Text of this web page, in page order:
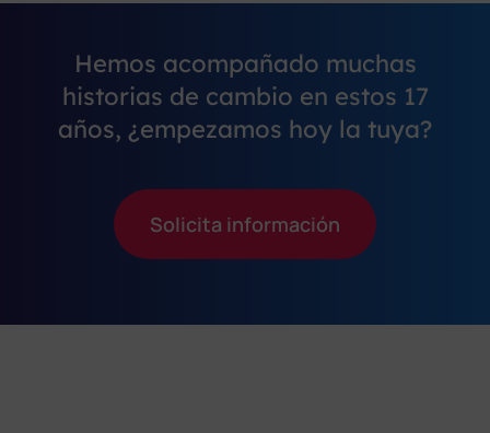
Hemos acompañado muchas
historias de cambio en estos 17
años, ¿empezamos hoy la tuya?
Solicita información